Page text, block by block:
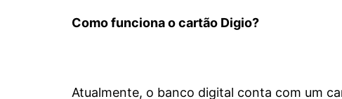
Como funciona o cartão Digio?
Atualmente, o banco digital conta com um